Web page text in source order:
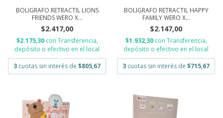
BOLIGRAFO RETRACTIL LIONS
FRIENDS WERO X...
$2.417,00
$2.175,30 con Transferencia,
depósito o efectivo en el local
3 cuotas sin interés de $805,67
BOLIGRAFO RETRACTIL HAPPY
FAMILY WERO X...
$2.147,00
$1.932,30 con Transferencia,
depósito o efectivo en el local
3 cuotas sin interés de $715,67